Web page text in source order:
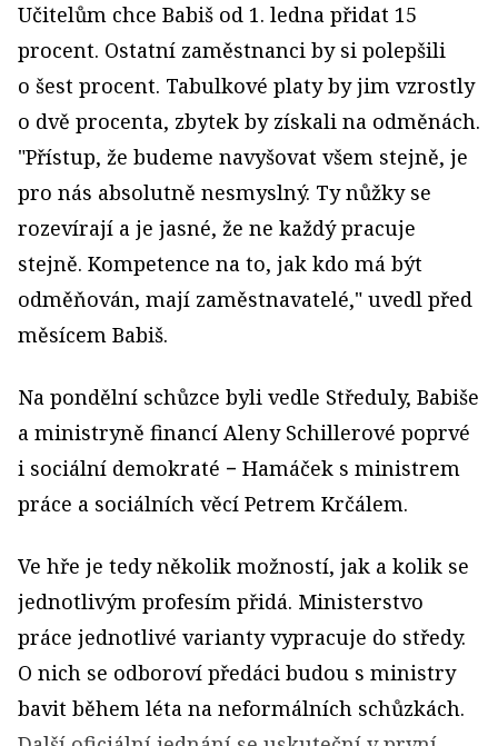
Učitelům chce Babiš od 1. ledna přidat 15
procent. Ostatní zaměstnanci by si polepšili
o šest procent. Tabulkové platy by jim vzrostly
o dvě procenta, zbytek by získali na odměnách.
"Přístup, že budeme navyšovat všem stejně, je
pro nás absolutně nesmyslný. Ty nůžky se
rozevírají a je jasné, že ne každý pracuje
stejně. Kompetence na to, jak kdo má být
odměňován, mají zaměstnavatelé," uvedl před
měsícem Babiš.
Na pondělní schůzce byli vedle Středuly, Babiše
a ministryně financí Aleny Schillerové poprvé
i sociální demokraté − Hamáček s ministrem
práce a sociálních věcí Petrem Krčálem.
Ve hře je tedy několik možností, jak a kolik se
jednotlivým profesím přidá. Ministerstvo
práce jednotlivé varianty vypracuje do středy.
O nich se odboroví předáci budou s ministry
bavit během léta na neformálních schůzkách.